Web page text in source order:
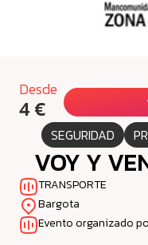
Desde
4 €
SEGURIDAD
VOY Y
TRANSPORTE
Bargota
Evento organizado